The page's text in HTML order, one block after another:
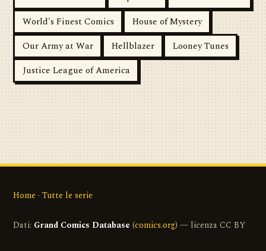
World's Finest Comics
House of Mystery
Our Army at War
Hellblazer
Looney Tunes
Justice League of America
Home · Tutte le serie
Dati: Grand Comics Database (comics.org) — licenza CC BY